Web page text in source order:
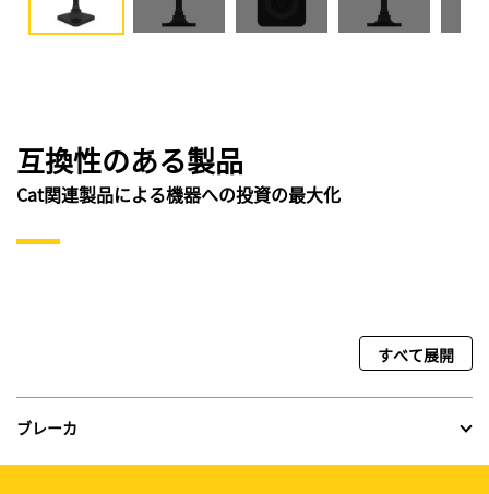
互換性のある製品
Cat関連製品による機器への投資の最大化
すべて展開
ブレーカ